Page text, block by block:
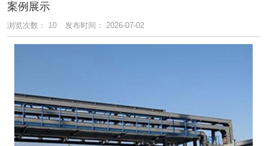
案例展示
浏览次数： 10 发布时间： 2026-07-02